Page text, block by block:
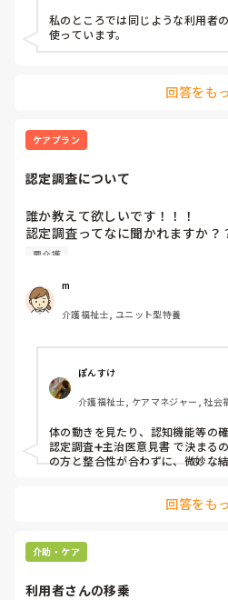
私のところでは同じような利用者
使っています。
回答をも
ケアプラン
認定調査について
誰か教えて欲しいです！！！
認定調査ってなに聞かれますか？
明日担当利用者の認定調査で、要
要介護
m
介護福祉士, ユニット型特養
ぽんすけ
介護福祉士, ケアマネジャー, 社会
体の動きを見たり、認知機能等の確
認定調査➕主治医意見書 で決まる
の方と整合性が合わずに、微妙な
回答をも
介助・ケア
利用者さんの移乗